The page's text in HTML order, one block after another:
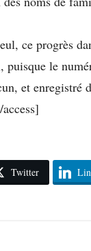
ce progrès
puisque le
et enregistré
Twitter